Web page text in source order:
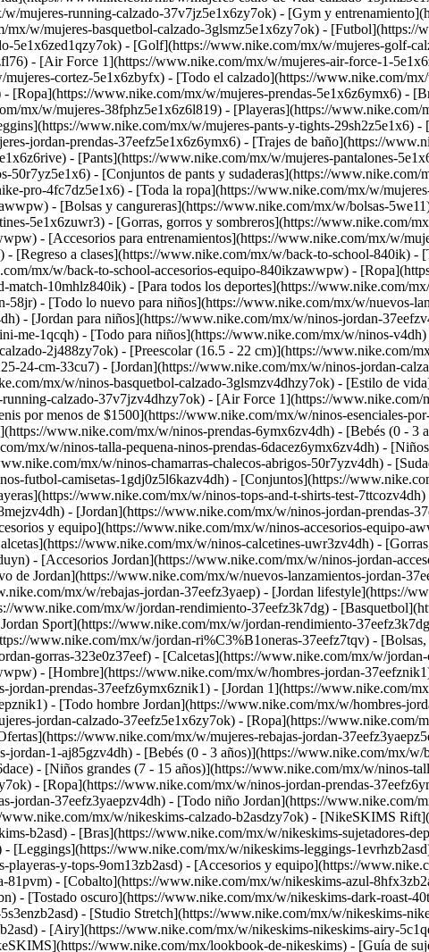
mujeres-running-calzado-37v7jz5e1x6zy7ok) - [Gym y
w/mujeres-basquetbol-calzado-3glsmz5e1x6zy7ok) -
5e1x6zed1qzy7ok) - [Golf](https://www.nike.com/mx/w/mujeres-golf-
- [Air Force 1](https://www.nike.com/mx/w/mujeres-air-force-1-
cortez-5e1x6zbyfx) - [Todo el calzado](https://www.nike.com/
- [Ropa](https://www.nike.com/mx/w/mujeres-prendas-5e1x6z6ymx6) -
mx/w/mujeres-38fphz5e1x6z6l819) - [Playeras](https://www.nike.com/
www.nike.com/mx/w/mujeres-pants-y-tights-29sh2z5e1x6)
jordan-prendas-37eefz5e1x6z6ymx6) - [Trajes de baño](https://
- [Pants](https://www.nike.com/mx/w/mujeres-pantalones-
50r7yz5e1x6) - [Conjuntos de pants y sudaderas](https://
pro-4fc7dz5e1x6) - [Toda la ropa](https://www.nike.com/mx/w/
- [Bolsas y cangureras](https://www.nike.com/mx/w/bolsas-
5e1x6zuwr3) - [Gorras, gorros y sombreros](https://www.nike.com/
- [Accesorios para entrenamientos](https://www.nike.com/mx/w/
a clases](https://www.nike.com/mx/w/back-to-school-840ik)
mx/w/back-to-school-accesorios-equipo-840ikzawwpw) -
10mhlz840ik) - [Para todos los deportes](https://www.nike.com/
- [Todo lo nuevo para niños](https://www.nike.com/mx/w/nuevos-
- [Jordan para niños](https://www.nike.com/mx/w/ninos-jordan-
me-1qcqh) - [Todo para niños](https://www.nike.com/mx/w/ninos-v4dh)
2j488zy7ok) - [Preescolar (16.5 - 22 cm)](https://www.nike.com/
24-cm-33cu7) - [Jordan](https://www.nike.com/mx/w/ninos-jordan-
mx/w/ninos-basquetbol-calzado-3glsmzv4dhzy7ok) - [Estilo de
calzado-37v7jzv4dhzy7ok) - [Air Force 1](https://
por menos de $1500](https://www.nike.com/mx/w/ninos-esenciales-
www.nike.com/mx/w/ninos-prendas-6ymx6zv4dh) - [Bebés (0 - 3
mx/w/ninos-talla-pequena-ninos-prendas-6dacez6ymx6zv4dh) -
mx/w/ninos-chamarras-chalecos-abrigos-50r7yzv4dh) -
futbol-camisetas-1gdj0z5l6kazv4dh) - [Conjuntos](https://
www.nike.com/mx/w/ninos-tops-and-t-shirts-test-
- [Jordan](https://www.nike.com/mx/w/ninos-jordan-prendas-
y equipo](https://www.nike.com/mx/w/ninos-accesorios-equipo-
www.nike.com/mx/w/ninos-calcetines-uwr3zv4dh) -
- [Accesorios Jordan](https://www.nike.com/mx/w/ninos-jordan-
de Jordan](https://www.nike.com/mx/w/nuevos-lanzamientos-jordan-
mx/w/rebajas-jordan-37eefz3yaep) - [Jordan lifestyle](https://
www.nike.com/mx/w/jordan-rendimiento-37eefz3k7dg) -
Sport](https://www.nike.com/mx/w/jordan-rendimiento-
www.nike.com/mx/w/jordan-ri%C3%B1oneras-37eefz7tqv) -
gorras-323e0z37eef) - [Calcetas](https://www.nike.com/mx/w/
- [Hombre](https://www.nike.com/mx/w/hombres-jordan-
prendas-37eefz6ymx6znik1) - [Jordan 1](https://www.nike.com/
- [Todo hombre Jordan](https://www.nike.com/mx/w/hombres-
jordan-calzado-37eefz5e1x6zy7ok) - [Ropa](https://www.nike.com/
www.nike.com/mx/w/mujeres-rebajas-jordan-
1-aj85gzv4dh) - [Bebés (0 - 3 años)](https://www.nike.com/mx/w/
- [Niños grandes (7 - 15 años)](https://www.nike.com/mx/w/ninos-
- [Ropa](https://www.nike.com/mx/w/ninos-jordan-prendas-
jordan-37eefz3yaepzv4dh) - [Todo niño Jordan](https://
mx/w/nikeskims-calzado-b2asdzy7ok) - [NikeSKIMS
b2asd) - [Bras](https://www.nike.com/mx/w/nikeskims-sujetadores-
[Leggings](https://www.nike.com/mx/w/nikeskims-leggings-
y-tops-9om13zb2asd) - [Accesorios y equipo](https://
81pvm) - [Cobalto](https://www.nike.com/mx/w/nikeskims-azul-
- [Tostado oscuro](https://www.nike.com/mx/w/nikeskims-dark-roast-
- [Studio Stretch](https://www.nike.com/mx/w/nikeskims-
- [Airy](https://www.nike.com/mx/w/nikeskims-nikeskims-airy-
www.nike.com/mx/lookbook-de-nikeskims) - [Guía de